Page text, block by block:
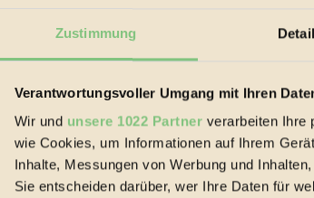
Zustimmung
Verantwortungsvoller Umgang mit Ihren
Wir und unsere 1022 Partner verarbeiten Ihre
wie Cookies, um Informationen auf Ihrem
Inhalte, Messungen von Werbung und
Sie entscheiden darüber, wer Ihre Daten für
den Ozean und seine
Wildvögel im Freilandhühnerbetrieb vorbeischauen.
fühlen sich in Mitteleuropa inziwschen oft zu
die nach Entleerung voll wieder zu dir